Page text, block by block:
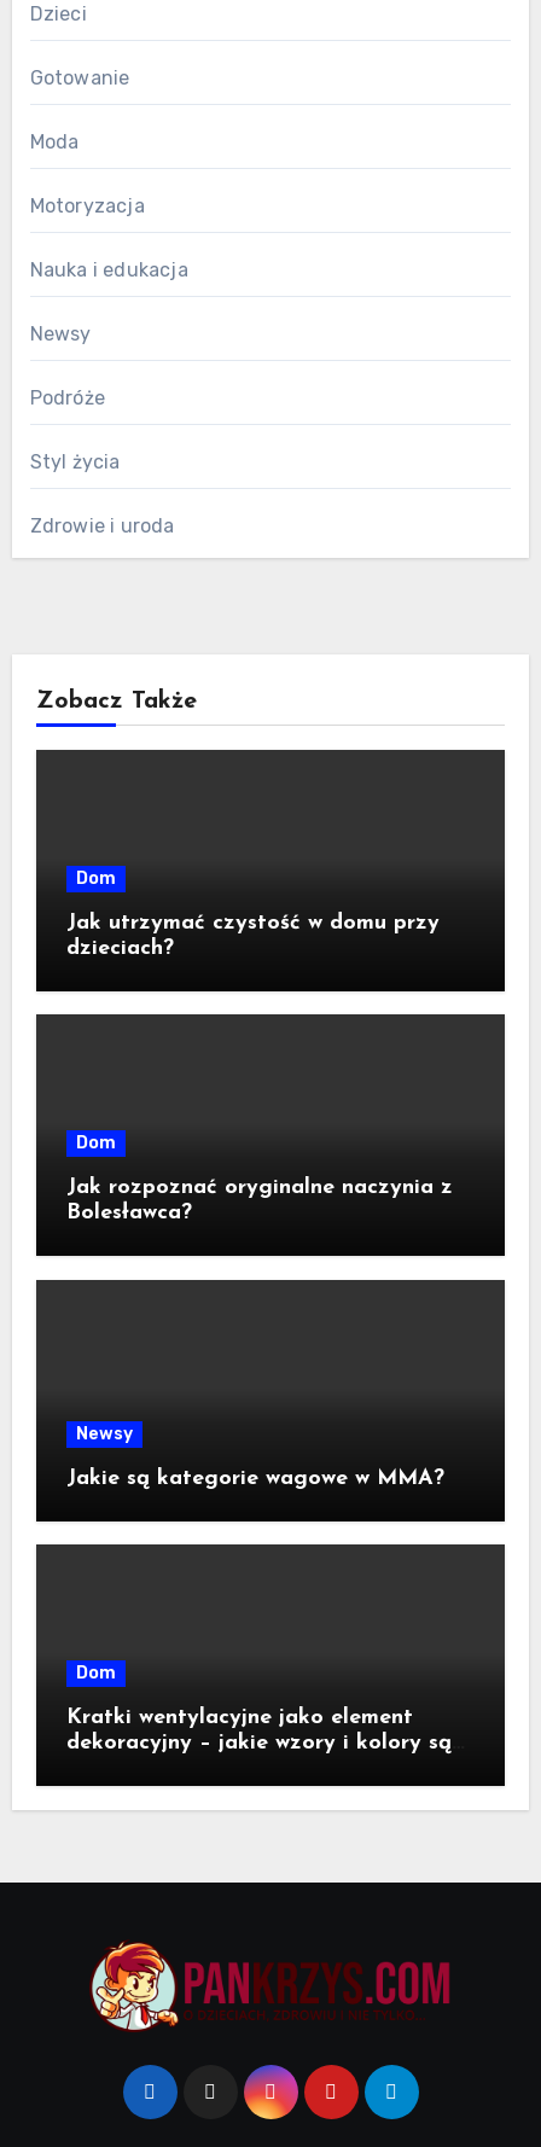
Dzieci
Gotowanie
Moda
Motoryzacja
Nauka i edukacja
Newsy
Podróże
Styl życia
Zdrowie i uroda
Zobacz Także
Dom
Jak utrzymać czystość w domu przy
dzieciach?
Dom
Jak rozpoznać oryginalne naczynia z
Bolesławca?
Newsy
Jakie są kategorie wagowe w MMA?
Dom
Kratki wentylacyjne jako element
dekoracyjny – jakie wzory i kolory są